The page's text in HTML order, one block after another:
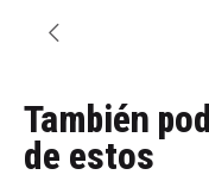
También
de estos